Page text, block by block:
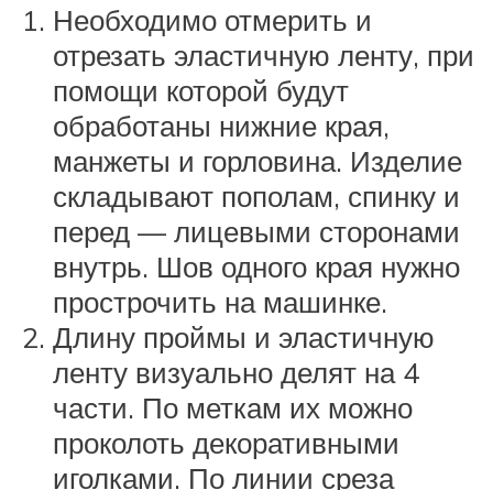
Необходимо отмерить и
отрезать эластичную ленту, при
помощи которой будут
обработаны нижние края,
манжеты и горловина. Изделие
складывают пополам, спинку и
перед — лицевыми сторонами
внутрь. Шов одного края нужно
прострочить на машинке.
Длину проймы и эластичную
ленту визуально делят на 4
части. По меткам их можно
проколоть декоративными
иголками. По линии среза